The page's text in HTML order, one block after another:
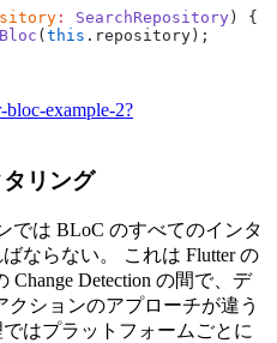
: SearchRepository ) {
( this .repository);
bloc-example-2?
リング
では BLoC のすべてのインタ
ならない。 これは Flutter の
Change Detection の間で、デ
ションのアプローチが違う
はプラットフォームごとに